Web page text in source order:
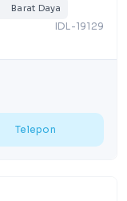
Barat Daya
IDL-19129
Telepon